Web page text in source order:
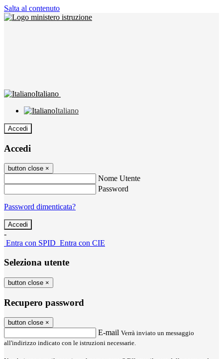
Salta al contenuto
Italiano
Italiano
Accedi
Accedi
button close ×
Nome Utente
Password
Password dimenticata?
-
Entra con SPID Entra con CIE
Seleziona utente
button close ×
Recupero password
button close ×
E-mail Verrà inviato un messaggio
all'indirizzo indicato con le istruzioni necessarie.